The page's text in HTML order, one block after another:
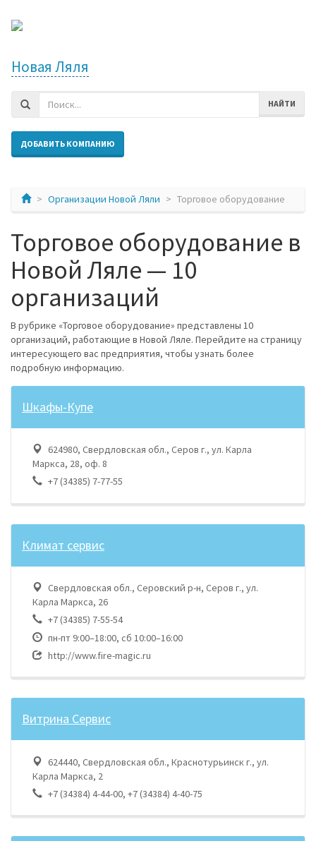
Новая Ляля
НАЙТИ
ДОБАВИТЬ КОМПАНИЮ
Организации Новой Ляли Торговое оборудование
Торговое оборудование в
Новой Ляле — 10
организаций
В рубрике «Торговое оборудование» представлены 10
организаций, работающие в Новой Ляле. Перейдите на страницу
интересующего вас предприятия, чтобы узнать более
подробную информацию.
Шкафы-Купе
624980, Свердловская обл., Серов г., ул. Карла
Маркса, 28, оф. 8
+7 (34385) 7-77-55
Климат сервис
Свердловская обл., Серовский р-н, Серов г., ул.
Карла Маркса, 26
+7 (34385) 7-55-54
пн-пт 9:00–18:00, сб 10:00–16:00
http://www.fire-magic.ru
Витрина Сервис
624440, Свердловская обл., Краснотурьинск г., ул.
Карла Маркса, 2
+7 (34384) 4-44-00, +7 (34384) 4-40-75